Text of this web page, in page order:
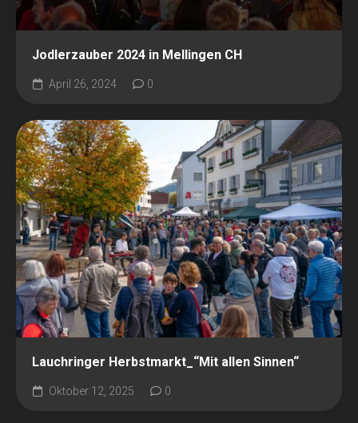
Jodlerzauber 2024 in Mellingen CH
April 26, 2024 0
Lauchringer Herbstmarkt_“Mit allen Sinnen“
Oktober 12, 2025 0